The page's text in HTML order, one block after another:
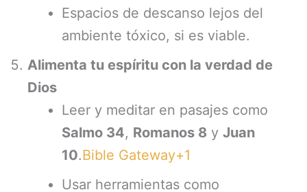
Espacios de descanso lejos del
ambiente tóxico, si es viable.
Alimenta tu espíritu con la verdad de
Dios
Leer y meditar en pasajes como
Salmo 34, Romanos 8 yJuan
10.Bible Gateway+1
Usar herramientas como